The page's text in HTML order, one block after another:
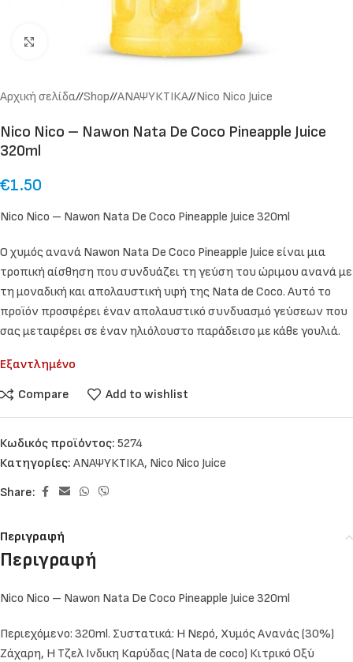
Click to enlarge
Αρχική σελίδα/ Shop/ ΑΝΑΨΥΚΤΙΚΑ/ Nico Nico Juice
Nico Nico – Nawon Nata De Coco Pineapple Juice
320ml
€1.50
Nico Nico – Nawon Nata De Coco Pineapple Juice 320ml
Ο χυμός ανανά Nawon Nata De Coco Pineapple Juice είναι μια
τροπική αίσθηση που συνδυάζει τη γεύση του ώριμου ανανά με
τη μοναδική και απολαυστική υφή της Nata de Coco. Αυτό το
προϊόν προσφέρει έναν απολαυστικό συνδυασμό γεύσεων που
σας μεταφέρει σε έναν ηλιόλουστο παράδεισο με κάθε γουλιά.
Εξαντλημένο
Compare
Add to wishlist
Κωδικός προϊόντος: 5274
Κατηγορίες: ΑΝΑΨΥΚΤΙΚΑ, Nico Nico Juice
Share:
Περιγραφή
Περιγραφή
Nico Nico – Nawon Nata De Coco Pineapple Juice 320ml
Περιεχόμενο: 320ml. Συστατικά: Η Νερό, Χυμός Ανανάς (30%)
Ζάχαρη, Η Τζελ Ινδικη Καρύδας (Nata de coco) Κιτρικό Οξύ